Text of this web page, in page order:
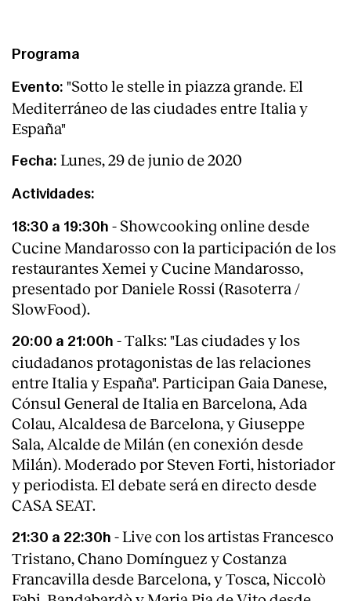
Programa
Evento: "Sotto le stelle in piazza grande. El
Mediterráneo de las ciudades entre Italia y
España"
Fecha: Lunes, 29 de junio de 2020
Actividades:
18:30 a 19:30h - Showcooking online desde
Cucine Mandarosso con la participación de los
restaurantes Xemei y Cucine Mandarosso,
presentado por Daniele Rossi (Rasoterra /
SlowFood).
20:00 a 21:00h - Talks: "Las ciudades y los
ciudadanos protagonistas de las relaciones
entre Italia y España". Participan Gaia Danese,
Cónsul General de Italia en Barcelona, Ada
Colau, Alcaldesa de Barcelona, y Giuseppe
Sala, Alcalde de Milán (en conexión desde
Milán). Moderado por Steven Forti, historiador
y periodista. El debate será en directo desde
CASA SEAT.
21:30 a 22:30h - Live con los artistas Francesco
Tristano, Chano Domínguez y Costanza
Francavilla desde Barcelona, y Tosca, Niccolò